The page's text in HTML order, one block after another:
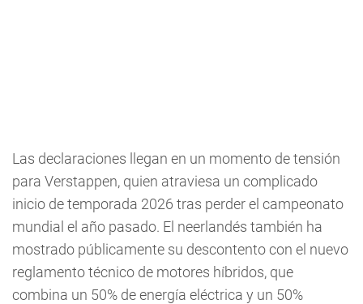
Las declaraciones llegan en un momento de tensión
para Verstappen, quien atraviesa un complicado
inicio de temporada 2026 tras perder el campeonato
mundial el año pasado. El neerlandés también ha
mostrado públicamente su descontento con el nuevo
reglamento técnico de motores híbridos, que
combina un 50% de energía eléctrica y un 50%